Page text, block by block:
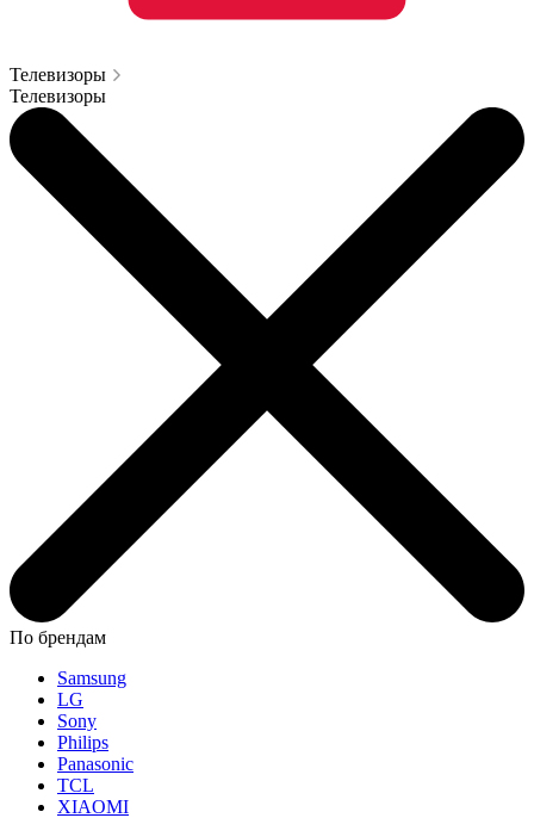
Телевизоры
Телевизоры
По брендам
Samsung
LG
Sony
Philips
Panasonic
TCL
XIAOMI